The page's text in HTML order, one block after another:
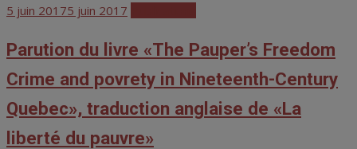
Posted
5 juin 20175 juin 2017
Parution du livre «The Pauper’s Freedom
Crime and povrety in Nineteenth-Century
Quebec», traduction anglaise de «La
liberté du pauvre»